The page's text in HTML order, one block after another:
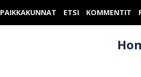
PAIKKAKUNNAT ETSI KOMMENTIT